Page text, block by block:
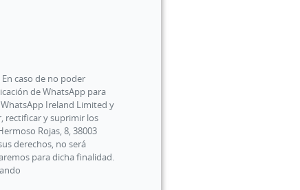
caso de no poder
de WhatsApp para
Ireland Limited y
rectificar y suprimir los
Rojas, 8, 38003
derechos, no será
para dicha finalidad.